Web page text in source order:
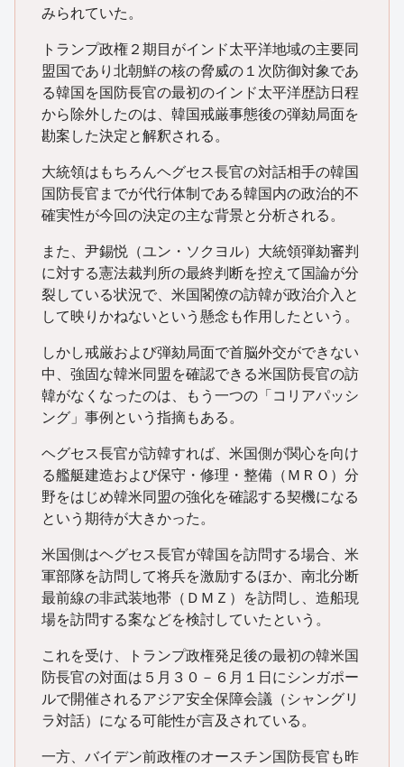
みられていた。
トランプ政権２期目がインド太平洋地域の主要同
盟国であり北朝鮮の核の脅威の１次防御対象であ
る韓国を国防長官の最初のインド太平洋歴訪日程
から除外したのは、韓国戒厳事態後の弾劾局面を
勘案した決定と解釈される。
大統領はもちろんヘグセス長官の対話相手の韓国
国防長官までが代行体制である韓国内の政治的不
確実性が今回の決定の主な背景と分析される。
また、尹錫悦（ユン・ソクヨル）大統領弾劾審判
に対する憲法裁判所の最終判断を控えて国論が分
裂している状況で、米国閣僚の訪韓が政治介入と
して映りかねないという懸念も作用したという。
しかし戒厳および弾劾局面で首脳外交ができない
中、強固な韓米同盟を確認できる米国防長官の訪
韓がなくなったのは、もう一つの「コリアパッシ
ング」事例という指摘もある。
ヘグセス長官が訪韓すれば、米国側が関心を向け
る艦艇建造および保守・修理・整備（ＭＲＯ）分
野をはじめ韓米同盟の強化を確認する契機になる
という期待が大きかった。
米国側はヘグセス長官が韓国を訪問する場合、米
軍部隊を訪問して将兵を激励するほか、南北分断
最前線の非武装地帯（ＤＭＺ）を訪問し、造船現
場を訪問する案などを検討していたという。
これを受け、トランプ政権発足後の最初の韓米国
防長官の対面は５月３０－６月１日にシンガポー
ルで開催されるアジア安全保障会議（シャングリ
ラ対話）になる可能性が言及されている。
一方、バイデン前政権のオースチン国防長官も昨